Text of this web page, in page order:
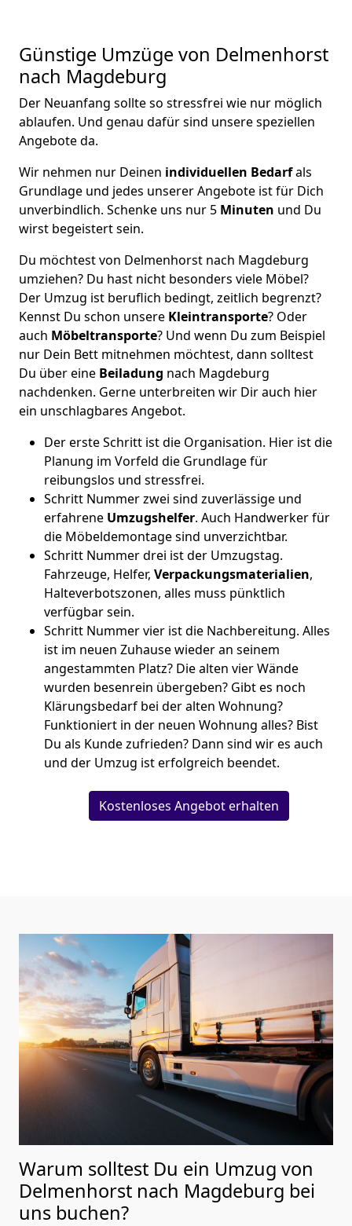
Günstige Umzüge von Delmenhorst
nach Magdeburg
Der Neuanfang sollte so stressfrei wie nur möglich
ablaufen. Und genau dafür sind unsere speziellen
Angebote da.
Wir nehmen nur Deinen individuellen Bedarfals
Grundlage und jedes unserer Angebote ist für Dich
unverbindlich. Schenke uns nur 5 Minuten und Du
wirst begeistert sein.
Du möchtest von Delmenhorst nach Magdeburg
umziehen? Du hast nicht besonders viele Möbel?
Der Umzug ist beruflich bedingt, zeitlich begrenzt?
Kennst Du schon unsere Kleintransporte? Oder
auch Möbeltransporte? Und wenn Du zum Beispiel
nur Dein Bett mitnehmen möchtest, dann solltest
Du über eine Beiladung nach Magdeburg
nachdenken. Gerne unterbreiten wir Dir auch hier
ein unschlagbares Angebot.
Der erste Schritt ist die Organisation. Hier ist die
Planung im Vorfeld die Grundlage für
reibungslos und stressfrei.
Schritt Nummer zwei sind zuverlässige und
erfahrene Umzugshelfer. Auch Handwerker für
die Möbeldemontage sind unverzichtbar.
Schritt Nummer drei ist der Umzugstag.
Fahrzeuge, Helfer, Verpackungsmaterialien,
Halteverbotszonen, alles muss pünktlich
verfügbar sein.
Schritt Nummer vier ist die Nachbereitung. Alles
ist im neuen Zuhause wieder an seinem
angestammten Platz? Die alten vier Wände
wurden besenrein übergeben? Gibt es noch
Klärungsbedarf bei der alten Wohnung?
Funktioniert in der neuen Wohnung alles? Bist
Du als Kunde zufrieden? Dann sind wir es auch
und der Umzug ist erfolgreich beendet.
Kostenloses Angebot erhalten
Warum solltest Du ein Umzug von
Delmenhorst nach Magdeburg bei
uns buchen?